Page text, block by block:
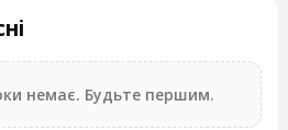
немає. Будьте першим.